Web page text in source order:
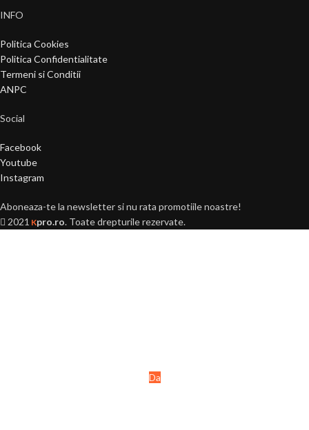
INFO
Politica Cookies
Politica Confidentialitate
Termeni si Conditii
ANPC
Social
Facebook
Youtube
Instagram
Aboneaza-te la newsletter si nu rata promotiile noastre!
2021 Kpro.ro. Toate drepturile rezervate.
Da